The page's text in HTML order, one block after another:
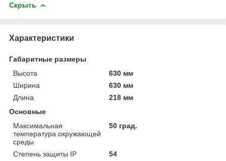
Скрыть
Характеристики
Габаритные размеры
Высота
630 мм
Ширина
630 мм
Длина
218 мм
Основные
Максимальная
температура окружающей
среды
50 град.
Степень защиты IP
54